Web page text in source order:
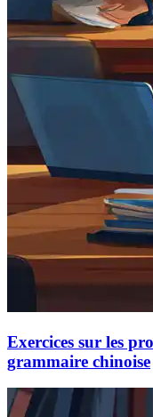
Exercices sur les
grammaire chinoise